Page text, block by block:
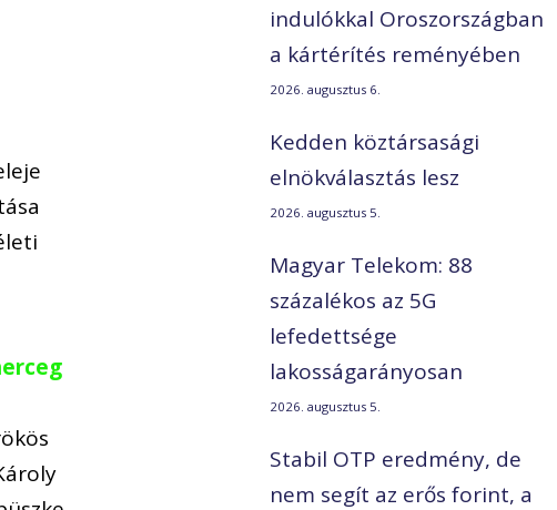
indulókkal Oroszországban
a kártérítés reményében
2026. augusztus 6.
Kedden köztársasági
elnökválasztás lesz
2026. augusztus 5.
Magyar Telekom: 88
százalékos az 5G
lefedettsége
lakosságarányosan
2026. augusztus 5.
Stabil OTP eredmény, de
nem segít az erős forint, a